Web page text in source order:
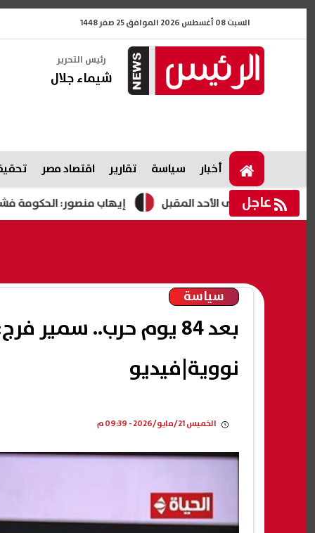
السبت 08 أغسطس 2026 الموافق 25 صفر 1448
رئيس التحرير
شيماء جلال
أخبار سياسة تقارير اقتصاد مصر
عاجل إيهاب منصور: الحكومة فشلت في 5 ملفات.. وتعديلات قانون المعاشات على رأس أولويات البرلمان
سياسة
نووية|فيديو
الخميس 21/مايو/2026 - 09:39 م